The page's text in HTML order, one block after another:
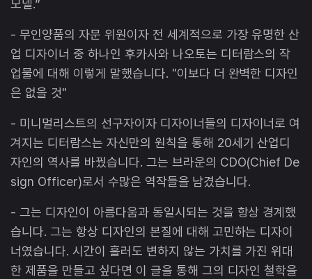
모델.”
- 무인양품의 자문 위원이자 전 세계적으로 가장 유명한 산
업 디자이너 중 하나인 후카사와 나오토는 디터람스의 작
업물에 대해 이렇게 말했습니다. "이보다 더 완벽한 디자인
은 없을 것"
- 미니멀리스트의 선구자이자 디자이너들의 디자이너로 여
겨지는 디터람스는 자신만의 원칙을 통해 20세기 산업디
자인의 역사를 바꿨습니다. 그는 브라운의 CDO(Chief De
sign Officer)로서 수많은 역작들을 남겼습니다.
- 그는 디자인이 아름다움과 동일시되는 것을 항상 경계했
습니다. 그는 항상 디자인의 본질에 대해 고민하는 디자이
너였습니다. 시간이 흘러도 변하지 않는 가치를 가진 위대
한 제품을 만들고 싶다면 이 글을 통해 그의 디자인 철학을